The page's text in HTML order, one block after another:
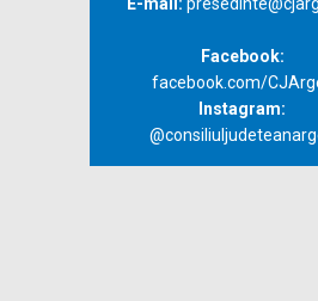
Facebook:
facebook.com/
Instagram: